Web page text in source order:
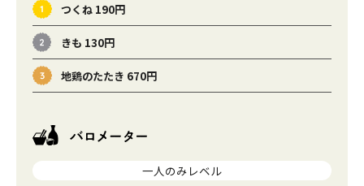
つくね 190円
きも 130円
地鶏のたたき 670円
一人のみレベル